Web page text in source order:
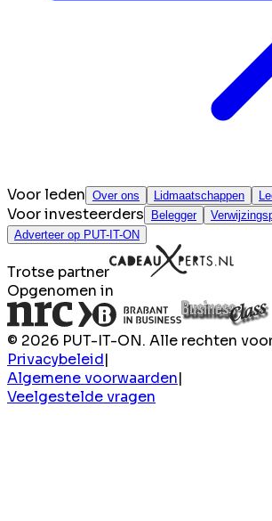
Voor leden Over ons Lidmaatschappen
Voor investeerders Belegger
Adverteer op PUT-IT-ON
Trotse partner
Opgenomen in
© 2026 PUT-IT-ON. Alle rechten
Privacybeleid|
Algemene voorwaarden|
Veelgestelde vragen